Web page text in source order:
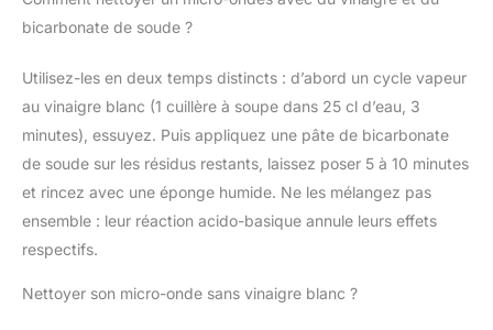
bicarbonate de soude ?
Utilisez-les en deux temps distincts : d’abord un cycle vapeur
au vinaigre blanc (1 cuillère à soupe dans 25 cl d’eau, 3
minutes), essuyez. Puis appliquez une pâte de bicarbonate
de soude sur les résidus restants, laissez poser 5 à 10 minutes
et rincez avec une éponge humide. Ne les mélangez pas
ensemble : leur réaction acido-basique annule leurs effets
respectifs.
Nettoyer son micro-onde sans vinaigre blanc ?